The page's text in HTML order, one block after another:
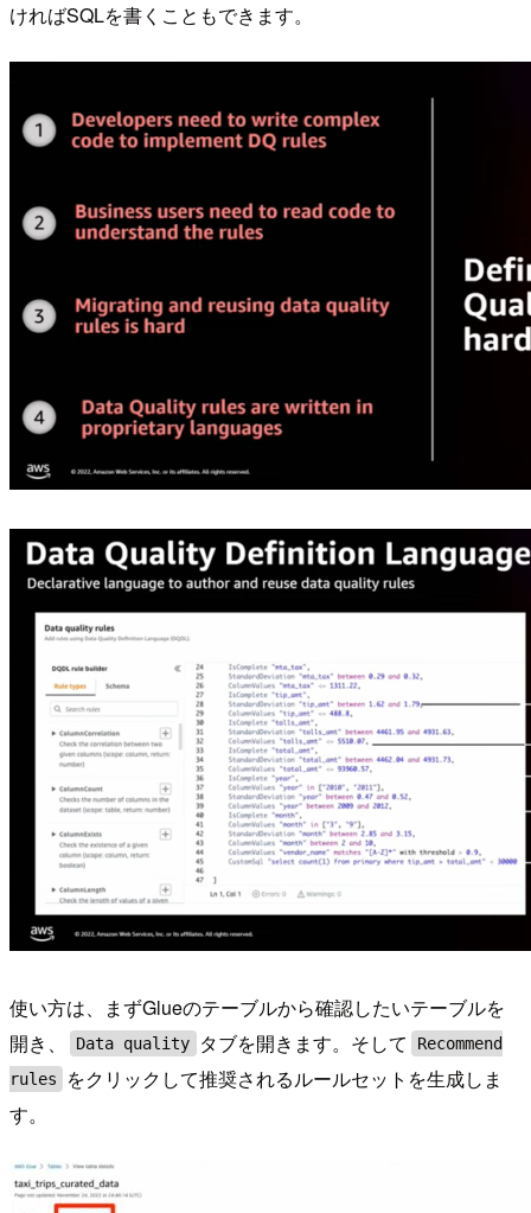
ければSQLを書くこともできます。
使い方は、まずGlueのテーブルから確認したいテーブルを
開き、
Data quality タブを開きます。そして
Recommend
rules
をクリックして推奨されるルールセットを生成しま
す。